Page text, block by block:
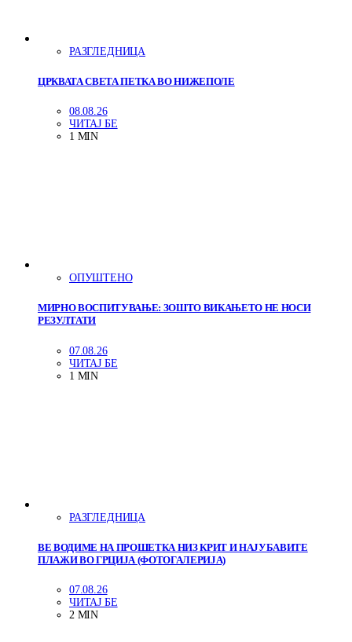
РАЗГЛЕДНИЦА
ЦРКВАТА СВЕТА ПЕТКА ВО НИЖЕПОЛЕ
08.08.26
ЧИТАЈ БЕ
1 MIN
ОПУШТЕНО
МИРНО ВОСПИТУВАЊЕ: ЗОШТО ВИКАЊЕТО НЕ НОСИ
РЕЗУЛТАТИ
07.08.26
ЧИТАЈ БЕ
1 MIN
РАЗГЛЕДНИЦА
ВЕ ВОДИМЕ НА ПРОШЕТКА НИЗ КРИТ И НАЈУБАВИТЕ
ПЛАЖИ ВО ГРЦИЈА (ФОТОГАЛЕРИЈА)
07.08.26
ЧИТАЈ БЕ
2 MIN